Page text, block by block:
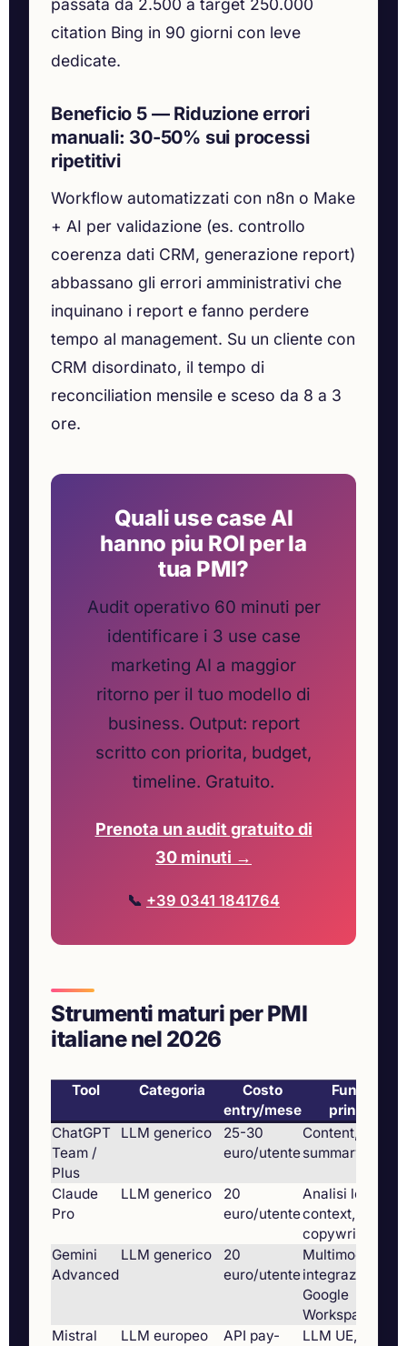
passata da 2.500 a target 250.000
citation Bing in 90 giorni con leve
dedicate.
Beneficio 5 — Riduzione errori
manuali: 30-50% sui processi
ripetitivi
Workflow automatizzati con n8n o Make
+ AI per validazione (es. controllo
coerenza dati CRM, generazione report)
abbassano gli errori amministrativi che
inquinano i report e fanno perdere
tempo al management. Su un cliente con
CRM disordinato, il tempo di
reconciliation mensile e sceso da 8 a 3
ore.
Quali use case AI
hanno piu ROI per la
tua PMI?
Audit operativo 60 minuti per
identificare i 3 use case
marketing AI a maggior
ritorno per il tuo modello di
business. Output: report
scritto con priorita, budget,
timeline. Gratuito.
Prenota un audit gratuito di
30 minuti →
📞 +39 0341 1841764
Strumenti maturi per PMI
italiane nel 2026
Tool Categoria
Costo
entry/mese
Funzione
principale
ChatGPT
Team /
Plus
LLM generico
25-30
euro/utente
Content, brief,
summary
Claude
Pro
LLM generico
20
euro/utente
Analisi long-
context,
copywriting
Gemini
Advanced
LLM generico
20
euro/utente
Multimodale,
integrazione
Google
Workspace
Mistral
LLM europeo
API pay-
LLM UE, data